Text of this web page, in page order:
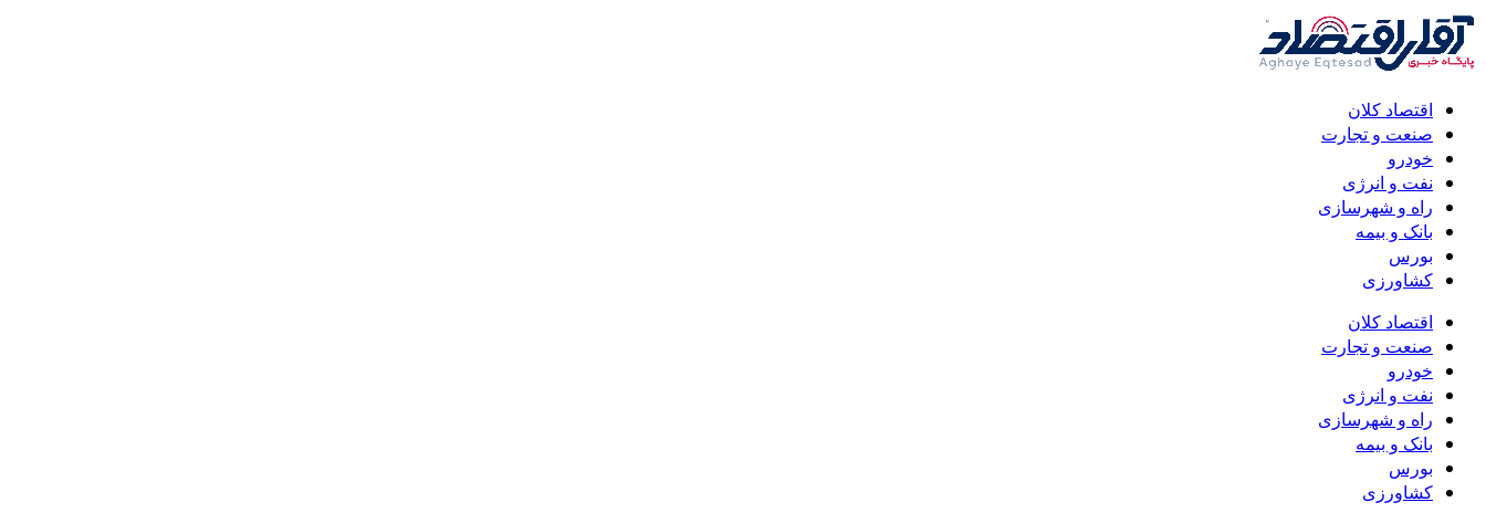
اقتصاد کلان
صنعت و تجارت
خودرو
نفت و انرژی
راه و شهرسازی
بانک و بیمه
بورس
کشاورزی
اقتصاد کلان
صنعت و تجارت
خودرو
نفت و انرژی
راه و شهرسازی
بانک و بیمه
بورس
کشاورزی